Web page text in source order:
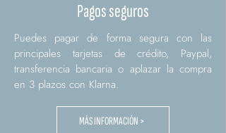
Pagos seguros
Puedes pagar de forma segura con las
principales tarjetas de crédito, Paypal,
transferencia bancaria o aplazar la compra
en 3 plazos con Klarna.
MÁS INFORMACIÓN >